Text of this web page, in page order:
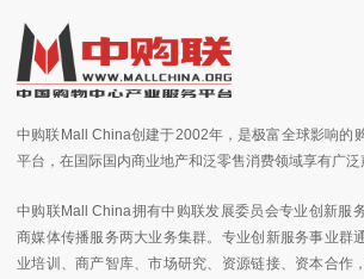
中购联Mall China创建于2002年，是极富全球影响的
平台，在国际国内商业地产和泛零售消费领域享有广泛
中购联Mall China拥有中购联发展委员会专业创新服
商媒体传播服务两大业务集群。专业创新服务事业群
业培训、商产智库、市场研究、资源链接、资本合作